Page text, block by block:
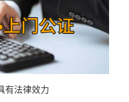
有法律效力